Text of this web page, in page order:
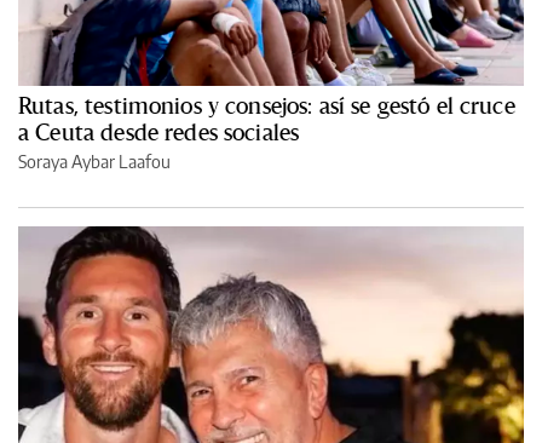
Rutas, testimonios y consejos: así se gestó el cruce
a Ceuta desde redes sociales
Soraya Aybar Laafou